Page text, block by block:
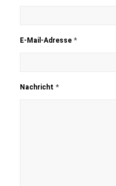
E-Mail-Adresse *
Nachricht *